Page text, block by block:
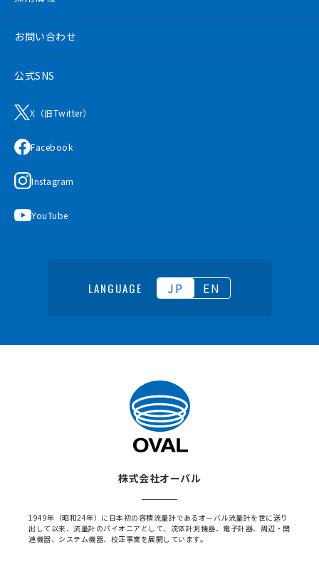
お問い合わせ
公式SNS
X（旧Twitter）
Facebook
Instagram
YouTube
LANGUAGE JP EN
株式会社オーバル
1949年（昭和24年）に日本初の容積流量計であるオーバル流量計を世に送り
出して以来、流量計のパイオニアとして、流体計測機器、電子計器、周辺・関
連機器、システム機器、校正事業を展開しています。